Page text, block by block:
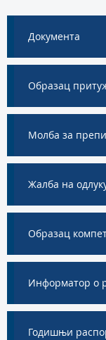
Документа
Образац
Молба за
Жалба на
Образац
Информатор о
Годишњи